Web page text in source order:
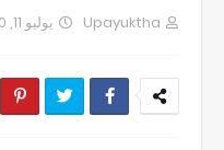
Upayuktha يوليو 11, 2020